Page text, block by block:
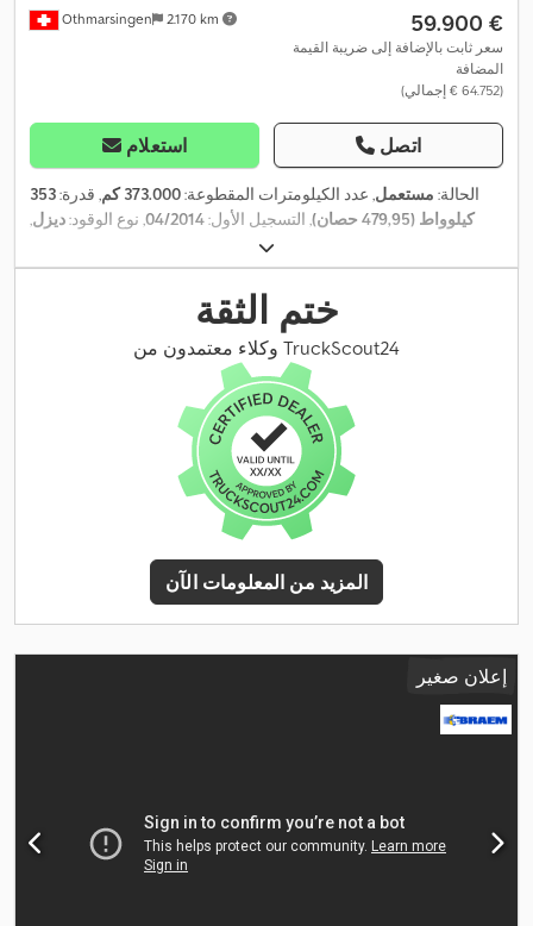
Othmarsingen 2.170 km ‏59.900 €
سعر ثابت بالإضافة إلى ضريبة القيمة
المضافة
(‏64.752 € إجمالي)
استعلام اتصل
الحالة: مستعمل, عدد الكيلومترات المقطوعة:373.000 كم , قدرة:353
كيلوواط (479,95 حصان)
, التسجيل الأول:04/2014, نوع الوقود:ديزل,
, فرامل:
فئة الانبعاثات:يورو 5 , معدات:مرشح السخام ,
ختم الثقة
وكلاء معتمدون من TruckScout24
المزيد من المعلومات الآن
إعلان صغير